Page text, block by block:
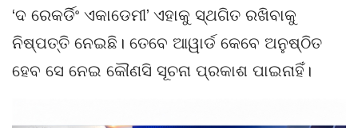
‘ଦ ରେକର୍ଡିଂ ଏକାଡେମୀ’ ଏହାକୁ ସ୍ଥଗିତ ରଖିବାକୁ
ନିଷ୍ପତ୍ତି ନେଇଛି। ତେବେ ଆୱାର୍ଡ କେବେ ଅନୁଷ୍ଠିତ
ହେବ ସେ ନେଇ କୌଣସି ସୂଚନା ପ୍ରକାଶ ପାଇନାହିଁ।